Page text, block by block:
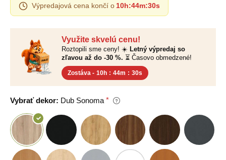
Využite skvelú cenu!
Roztopili sme ceny! ☀️ Letný výpredaj so
zľavou až do -30 %. ⏳ Časovo obmedzené!
Zostáva - 10h : 44m : 29s
Vybrať dekor: Dub Sonoma
Výpredajová cena končí o 10h:44m:29s